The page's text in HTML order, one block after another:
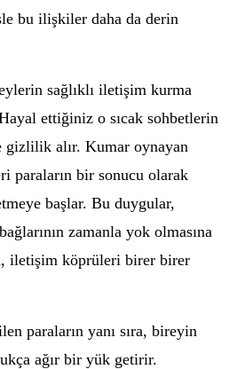
bu ilişkiler daha da derin
sağlıklı iletişim kurma
ettiğiniz o sıcak sohbetlerin
gizlilik alır. Kumar oynayan
paraların bir sonucu olarak
başlar. Bu duygular,
zamanla yok olmasına
iletişim köprüleri birer birer
paraların yanı sıra, bireyin
ağır bir yük getirir.